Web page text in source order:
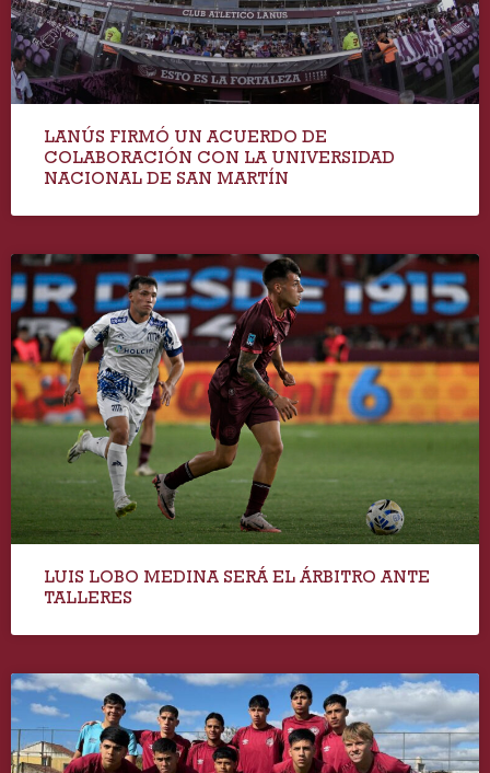
LANÚS FIRMÓ UN ACUERDO DE
COLABORACIÓN CON LA UNIVERSIDAD
NACIONAL DE SAN MARTÍN
LUIS LOBO MEDINA SERÁ EL ÁRBITRO ANTE
TALLERES